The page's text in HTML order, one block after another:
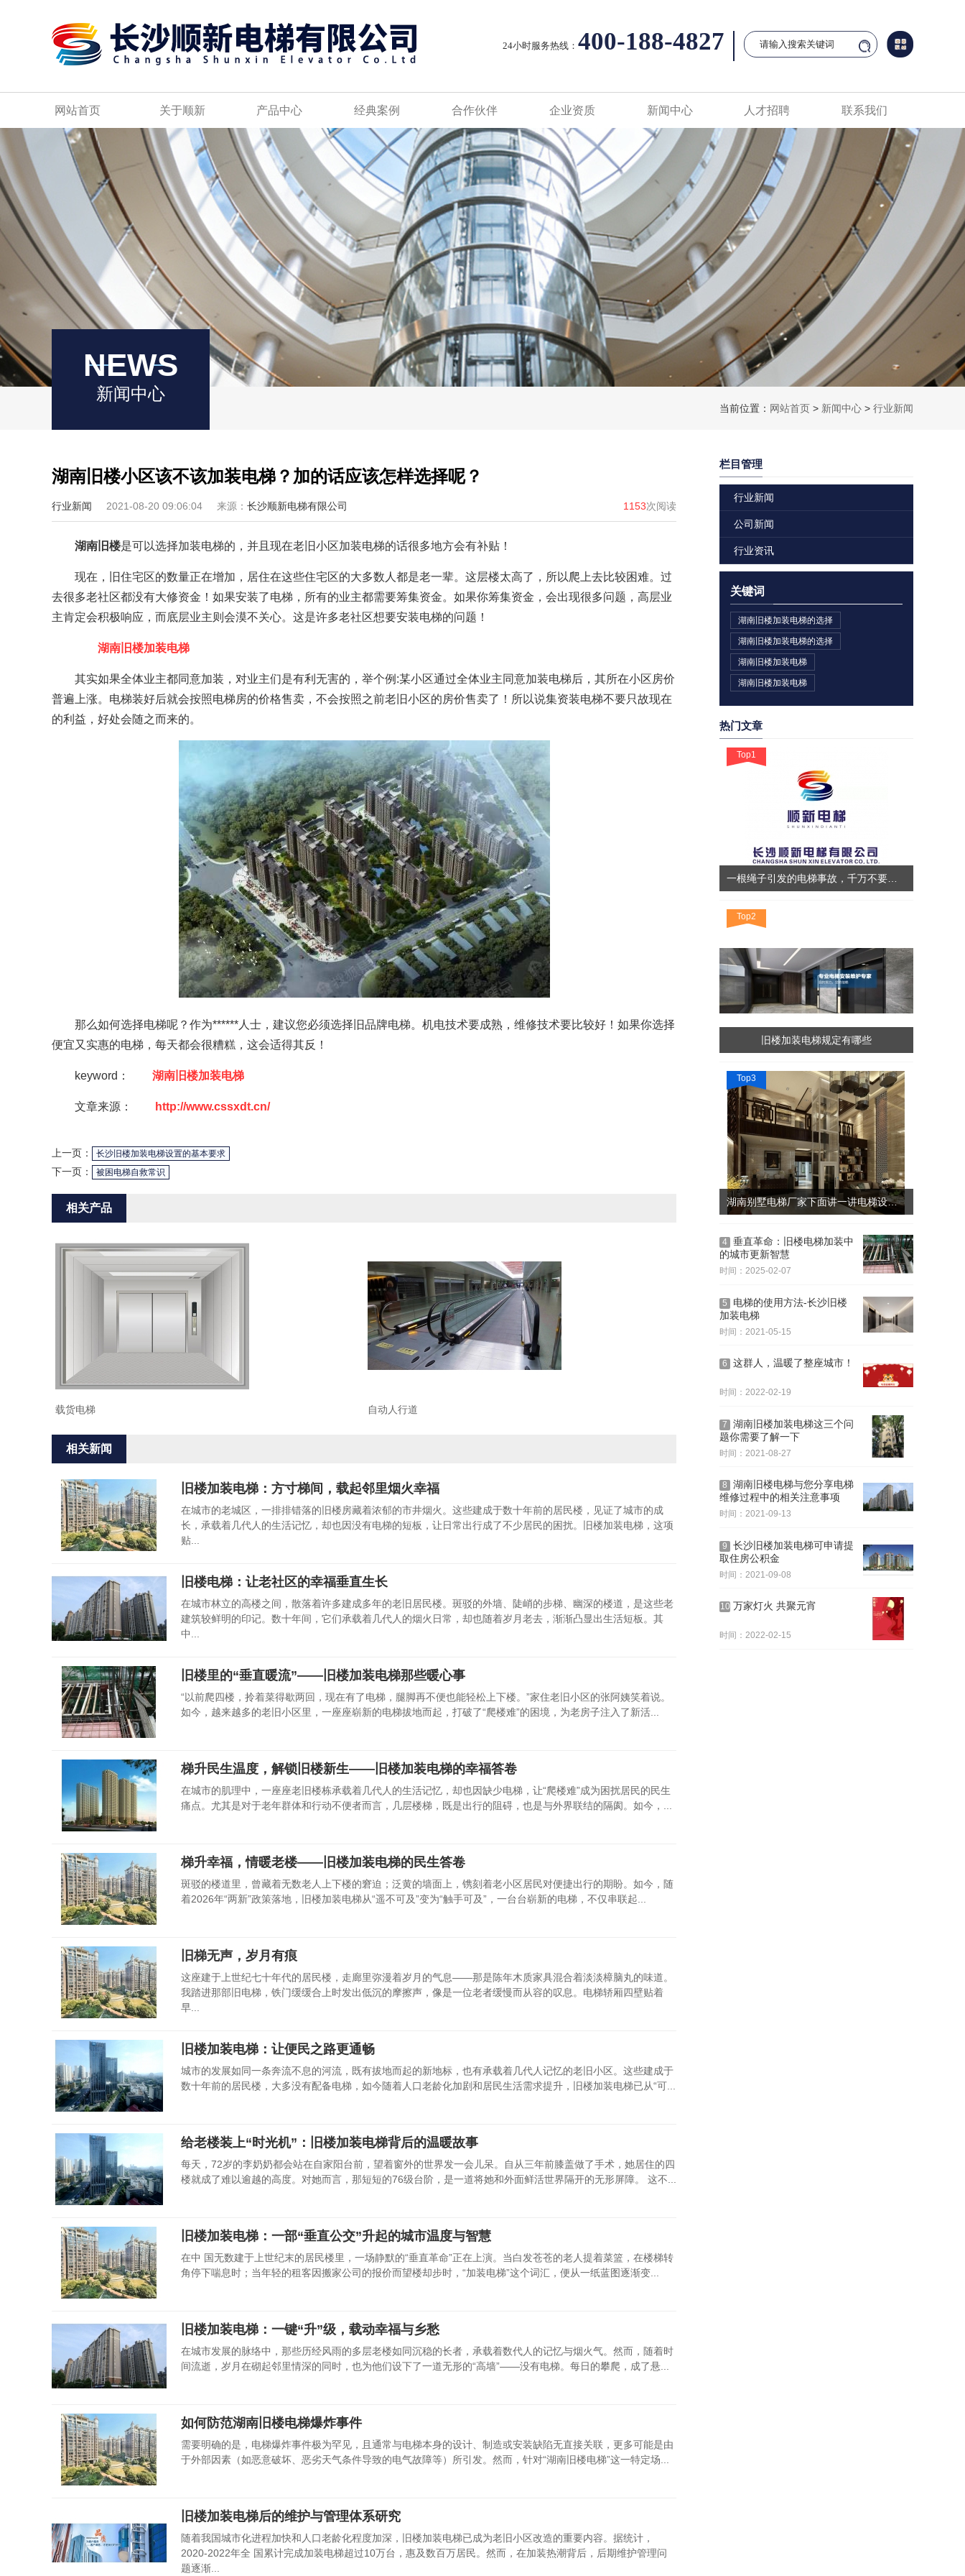
24小时服务热线： 400-188-4827
网站首页 关于顺新 产品中心 经典案例 合作伙伴 企业资质 新闻中心 人才招聘 联系我们
当前位置： 网站首页 > 新闻中心 > 行业新闻
NEWS
新闻中心
湖南旧楼小区该不该加装电梯？加的话应该怎样选择呢？
1153次阅读
行业新闻 2021-08-20 09:06:04 来源： 长沙顺新电梯有限公司
湖南旧楼是可以选择加装电梯的，并且现在老旧小区加装电梯的话很多地方会有补贴！
现在，旧住宅区的数量正在增加，居住在这些住宅区的大多数人都是老一辈。这层楼太高了，所以爬上去比较困难。过
去很多老社区都没有大修资金！如果安装了电梯，所有的业主都需要筹集资金。如果你筹集资金，会出现很多问题，高层业
主肯定会积极响应，而底层业主则会漠不关心。这是许多老社区想要安装电梯的问题！
湖南旧楼加装电梯
其实如果全体业主都同意加装，对业主们是有利无害的，举个例:某小区通过全体业主同意加装电梯后，其所在小区房价
普遍上涨。电梯装好后就会按照电梯房的价格售卖，不会按照之前老旧小区的房价售卖了！所以说集资装电梯不要只故现在
的利益，好处会随之而来的。
那么如何选择电梯呢？作为******人士，建议您必须选择旧品牌电梯。机电技术要成熟，维修技术要比较好！如果你选择
便宜又实惠的电梯，每天都会很糟糕，这会适得其反！
keyword： 湖南旧楼加装电梯
文章来源： http://www.cssxdt.cn/
上一页： 长沙旧楼加装电梯设置的基本要求
下一页： 被困电梯自救常识
相关产品
载货电梯 自动人行道
相关新闻
旧楼加装电梯：方寸梯间，载起邻里烟火幸福
在城市的老城区，一排排错落的旧楼房藏着浓郁的市井烟火。这些建成于数十年前的居民楼，见证了城市的成
长，承载着几代人的生活记忆，却也因没有电梯的短板，让日常出行成了不少居民的困扰。旧楼加装电梯，这项
贴...
旧楼电梯：让老社区的幸福垂直生长
在城市林立的高楼之间，散落着许多建成多年的老旧居民楼。斑驳的外墙、陡峭的步梯、幽深的楼道，是这些老
建筑较鲜明的印记。数十年间，它们承载着几代人的烟火日常，却也随着岁月老去，渐渐凸显出生活短板。其
中...
旧楼里的“垂直暖流”——旧楼加装电梯那些暖心事
“以前爬四楼，拎着菜得歇两回，现在有了电梯，腿脚再不便也能轻松上下楼。”家住老旧小区的张阿姨笑着说。
如今，越来越多的老旧小区里，一座座崭新的电梯拔地而起，打破了“爬楼难”的困境，为老房子注入了新活...
梯升民生温度，解锁旧楼新生——旧楼加装电梯的幸福答卷
在城市的肌理中，一座座老旧楼栋承载着几代人的生活记忆，却也因缺少电梯，让“爬楼难”成为困扰居民的民生
痛点。尤其是对于老年群体和行动不便者而言，几层楼梯，既是出行的阻碍，也是与外界联结的隔阂。如今，...
梯升幸福，情暖老楼——旧楼加装电梯的民生答卷
斑驳的楼道里，曾藏着无数老人上下楼的窘迫；泛黄的墙面上，镌刻着老小区居民对便捷出行的期盼。如今，随
着2026年“两新”政策落地，旧楼加装电梯从“遥不可及”变为“触手可及”，一台台崭新的电梯，不仅串联起...
旧梯无声，岁月有痕
这座建于上世纪七十年代的居民楼，走廊里弥漫着岁月的气息——那是陈年木质家具混合着淡淡樟脑丸的味道。
我踏进那部旧电梯，铁门缓缓合上时发出低沉的摩擦声，像是一位老者缓慢而从容的叹息。电梯轿厢四壁贴着
早...
旧楼加装电梯：让便民之路更通畅
城市的发展如同一条奔流不息的河流，既有拔地而起的新地标，也有承载着几代人记忆的老旧小区。这些建成于
数十年前的居民楼，大多没有配备电梯，如今随着人口老龄化加剧和居民生活需求提升，旧楼加装电梯已从“可...
给老楼装上“时光机”：旧楼加装电梯背后的温暖故事
每天，72岁的李奶奶都会站在自家阳台前，望着窗外的世界发一会儿呆。自从三年前膝盖做了手术，她居住的四
楼就成了难以逾越的高度。对她而言，那短短的76级台阶，是一道将她和外面鲜活世界隔开的无形屏障。 这不...
旧楼加装电梯：一部“垂直公交”升起的城市温度与智慧
在中 国无数建于上世纪末的居民楼里，一场静默的“垂直革命”正在上演。当白发苍苍的老人提着菜篮，在楼梯转
角停下喘息时；当年轻的租客因搬家公司的报价而望楼却步时，“加装电梯”这个词汇，便从一纸蓝图逐渐变...
旧楼加装电梯：一键“升”级，载动幸福与乡愁
在城市发展的脉络中，那些历经风雨的多层老楼如同沉稳的长者，承载着数代人的记忆与烟火气。然而，随着时
间流逝，岁月在砌起邻里情深的同时，也为他们设下了一道无形的“高墙”——没有电梯。每日的攀爬，成了悬...
如何防范湖南旧楼电梯爆炸事件
需要明确的是，电梯爆炸事件极为罕见，且通常与电梯本身的设计、制造或安装缺陷无直接关联，更多可能是由
于外部因素（如恶意破坏、恶劣天气条件导致的电气故障等）所引发。然而，针对“湖南旧楼电梯”这一特定场...
旧楼加装电梯后的维护与管理体系研究
随着我国城市化进程加快和人口老龄化程度加深，旧楼加装电梯已成为老旧小区改造的重要内容。据统计，
2020-2022年全 国累计完成加装电梯超过10万台，惠及数百万居民。然而，在加装热潮背后，后期维护管理问
题逐渐...
栏目管理
行业新闻
公司新闻
行业资讯
关键词
湖南旧楼加装电梯的选择
湖南旧楼加装电梯的选择
湖南旧楼加装电梯
湖南旧楼加装电梯
热门文章
Top1
Top2
旧楼加装电梯规定有哪些
Top3
湖南别墅电梯厂家下面讲一讲电梯设计中应注意的问题
4 垂直革命：旧楼电梯加装中
的城市更新智慧
时间：2025-02-07
5
电梯的使用方法-长沙旧楼
加装电梯
时间：2021-05-15
6 这群人，温暖了整座城市！
时间：2022-02-19
7
湖南旧楼加装电梯这三个问
题你需要了解一下
时间：2021-08-27
8
湖南旧楼电梯与您分享电梯
维修过程中的相关注意事项
时间：2021-09-13
9
长沙旧楼加装电梯可申请提
取住房公积金
时间：2021-09-08
10 万家灯火 共聚元宵
时间：2022-02-15